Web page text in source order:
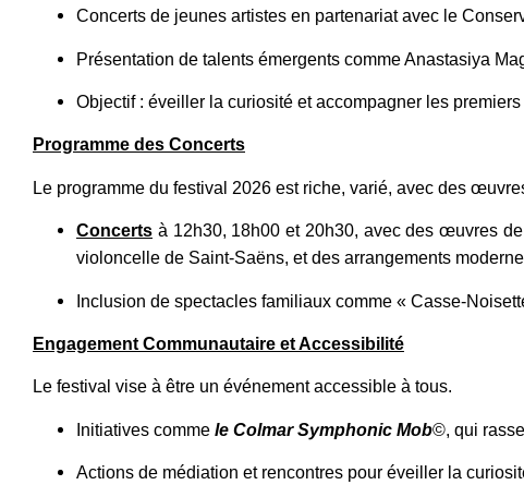
Concerts de jeunes artistes en partenariat avec le
Présentation de talents émergents comme Anastasiya
Objectif : éveiller la curiosité et accompagner les
Programme des Concerts
Le programme du festival 2026 est riche, varié, avec des
Concerts à 12h30, 18h00 et 20h30, avec des œuvres
violoncelle de Saint-Saëns, et des arrangements
Inclusion de spectacles familiaux comme « Casse-
Engagement Communautaire et Accessibilité
Le festival vise à être un événement accessible à tous.
Initiatives comme le Colmar Symphonic Mob©, qui
Actions de médiation et rencontres pour éveiller la